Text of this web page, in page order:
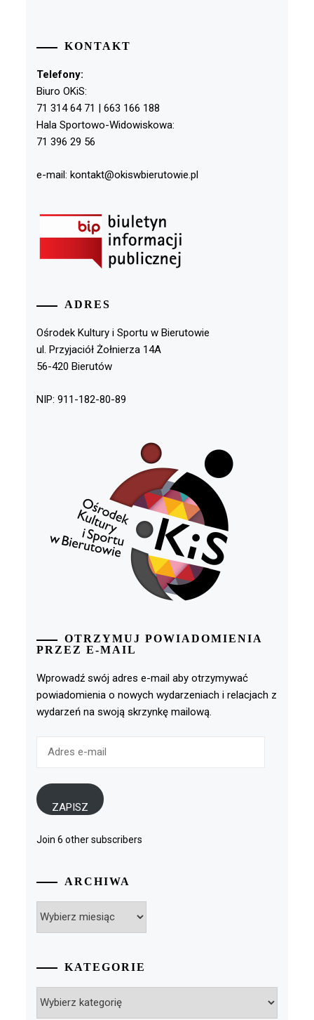
KONTAKT
Telefony:
Biuro OKiS:
71 314 64 71 | 663 166 188
Hala Sportowo-Widowiskowa:
71 396 29 56
e-mail: kontakt@okiswbierutowie.pl
ADRES
Ośrodek Kultury i Sportu w Bierutowie
ul. Przyjaciół Żołnierza 14A
56-420 Bierutów
NIP: 911-182-80-89
OTRZYMUJ POWIADOMIENIA
PRZEZ E-MAIL
Wprowadź swój adres e-mail aby otrzymywać
powiadomienia o nowych wydarzeniach i relacjach z
wydarzeń na swoją skrzynkę mailową.
ZAPISZ
Join 6 other subscribers
ARCHIWA
KATEGORIE